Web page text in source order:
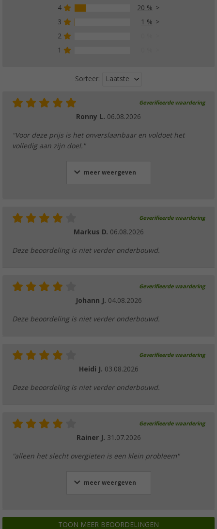
Berger sanitair set 3-delig incl. Fresh Blue
2.5 l + WC Soft toiletpapier
(Over
€ 19,99Adviesprijs € 29,99
4
20 %
3
1 %
2
1
Sorteer: Laatste
Geverifieerde waardering
Ronny L. 06.08.2026
"Voor deze prijs is het onverslaanbaar en voldoet het
volledig aan zijn doel."
meer weergeven
Geverifieerde waardering
Markus D. 06.08.2026
Deze beoordeling is niet verder onderbouwd.
Geverifieerde waardering
Johann J. 04.08.2026
Deze beoordeling is niet verder onderbouwd.
Geverifieerde waardering
Heidi J. 03.08.2026
Deze beoordeling is niet verder onderbouwd.
Geverifieerde waardering
Rainer J. 31.07.2026
"alleen het slecht overgieten is een klein probleem"
meer weergeven
TOON MEER BEOORDELINGEN